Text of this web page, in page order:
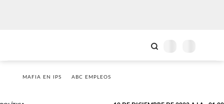
MAFIA EN IPS ABC EMPLEOS